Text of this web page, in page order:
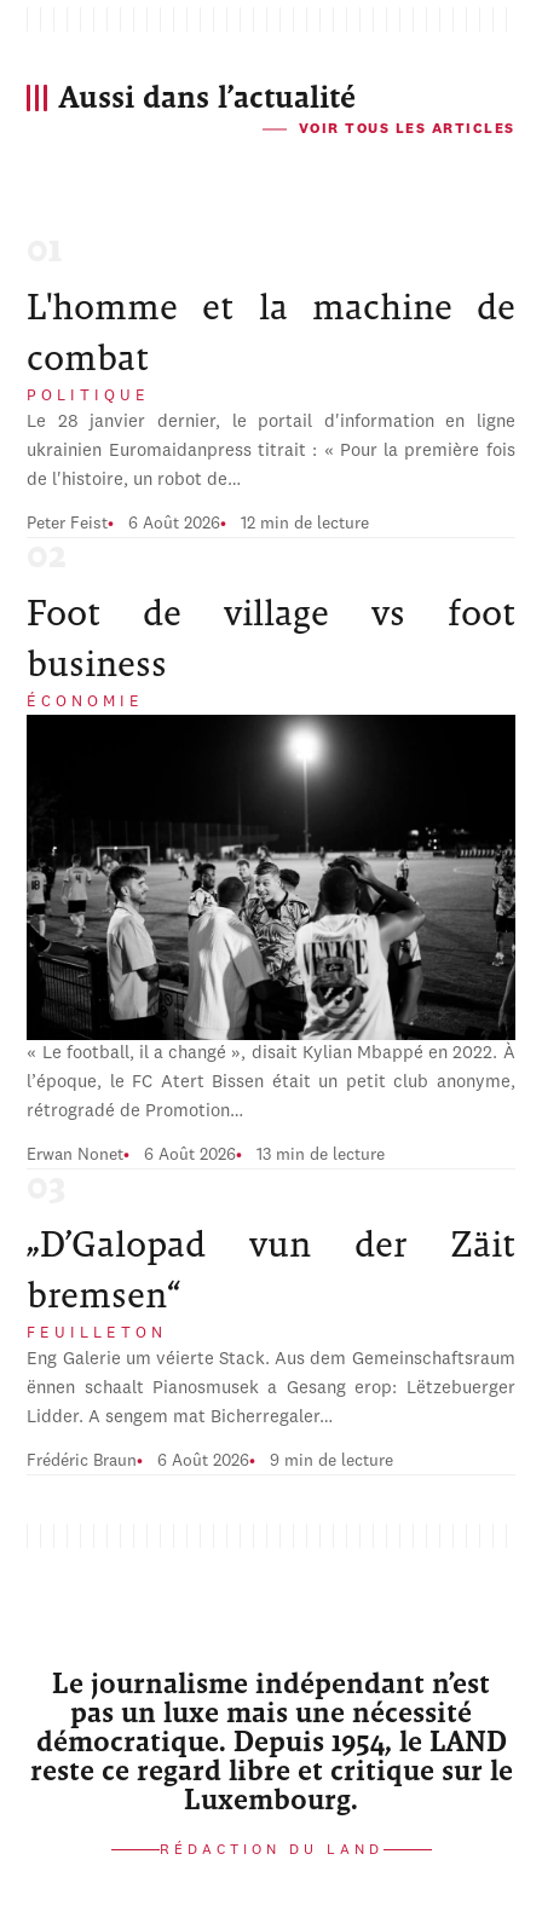
Aussi dans l’actualité
VOIR TOUS LES ARTICLES
L'homme et la machine de
combat
POLITIQUE
Le 28 janvier dernier, le portail d'information en ligne
ukrainien Euromaidanpress titrait : « Pour la première fois
de l'histoire, un robot de…
Peter Feist 6 Août 2026 12 min de lecture
Foot de village vs foot
business
ÉCONOMIE
« Le football, il a changé », disait Kylian Mbappé en 2022. À
l’époque, le FC Atert Bissen était un petit club anonyme,
rétrogradé de Promotion…
Erwan Nonet 6 Août 2026 13 min de lecture
„D’Galopad vun der Zäit
bremsen“
FEUILLETON
Eng Galerie um véierte Stack. Aus dem Gemeinschaftsraum
ënnen schaalt Pianosmusek a Gesang erop: Lëtzebuerger
Lidder. A sengem mat Bicherregaler…
Frédéric Braun 6 Août 2026 9 min de lecture
Le journalisme indépendant n’est
pas un luxe mais une nécessité
démocratique. Depuis 1954, le LAND
reste ce regard libre et critique sur le
Luxembourg.
RÉDACTION DU LAND